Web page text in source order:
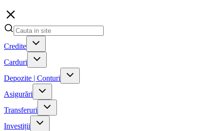
Credite
Carduri
Depozite | Conturi
Asigurări
Transferuri
Investiții